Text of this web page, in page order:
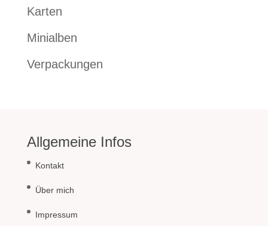
Karten
Minialben
Verpackungen
Allgemeine Infos
Kontakt
Über mich
Impressum